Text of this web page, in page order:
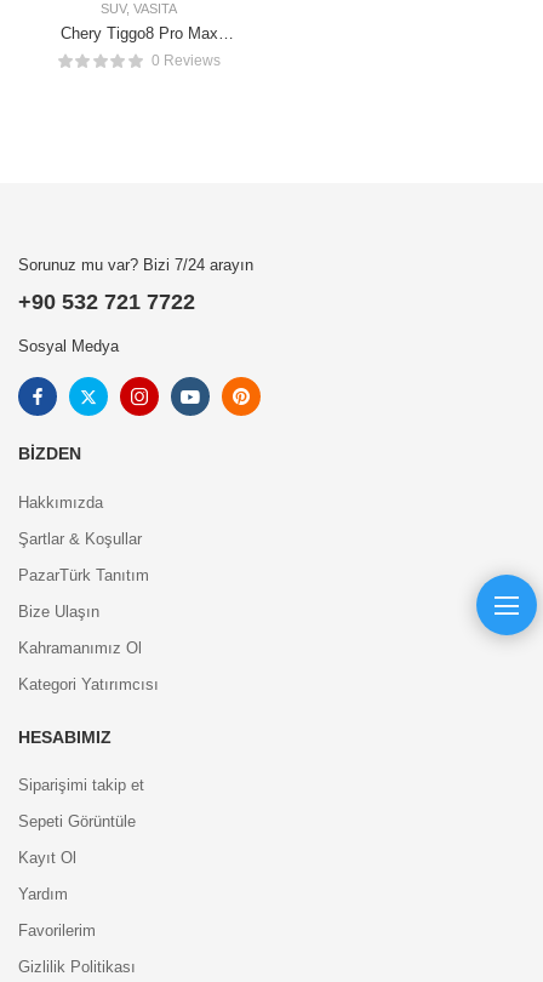
SUV, VASITA
Chery Tiggo8 Pro Max
Intelligent0 Reviews
Sorunuz mu var? Bizi 7/24 arayın
+90 532 721 7722
Sosyal Medya
BIZDEN
Hakkımızda
Şartlar & Koşullar
PazarTürk Tanıtım
Bize Ulaşın
Kahramanımız Ol
Kategori Yatırımcısı
HESABIMIZ
Siparişimi takip et
Sepeti Görüntüle
Kayıt Ol
Yardım
Favorilerim
Gizlilik Politikası